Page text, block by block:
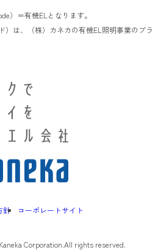
）＝有機ELとなります。
）は、（株）カネカの有機EL照明事業のブラ
針 コーポレートサイト
Corporation.All rights reserved.